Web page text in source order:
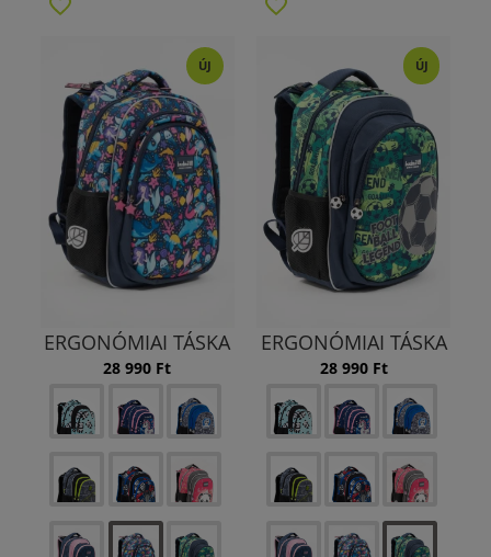
ÚJ
ERGONÓMIAI TÁSKA
28 990 Ft
ÚJ
ERGONÓMIAI TÁSKA
28 990 Ft